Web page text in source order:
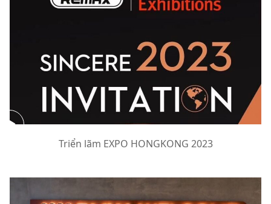
Triển lãm EXPO HONGKONG 2023